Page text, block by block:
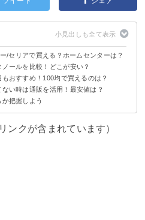
/セリアで買える？ホームセンターは？
・販売店一覧
ールを比較！どこが安い？
1738円)
)
990円)
おすすめ！100均で買えるのは？
ールで代用できる
い時は通販を活用！最安値は？
ル(無水エタノール) 100mL (554円)
ール99.9%／200ml(2772円)
無水エタノール IP 400ml 3個セット(4200
把握しよう
ンクが含まれています）